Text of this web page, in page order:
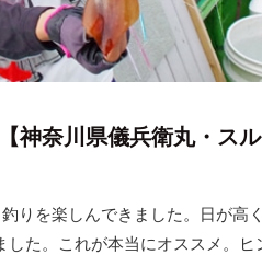
神奈川県儀兵衛丸・スル
りを楽しんできました。日が高
た。これが本当にオススメ。ヒ